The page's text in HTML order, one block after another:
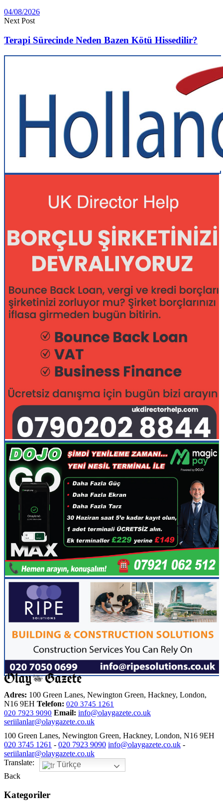
04/08/2026
Next Post
Terapi Sürecinde Neden Bazen Kötü Hissedilir?
Adres: 100 Green Lanes, Newington Green, Hackney, London,
N16 9EH Telefon: 020 3745 1261
020 7923 9090 Email: info@olaygazete.co.uk
seriilanlar@olaygazete.co.uk
100 Green Lanes, Newington Green, Hackney, London, N16 9EH
020 3745 1261 - 020 7923 9090 info@olaygazete.co.uk -
seriilanlar@olaygazete.co.uk
Translate:
Türkçe
Back
Kategoriler